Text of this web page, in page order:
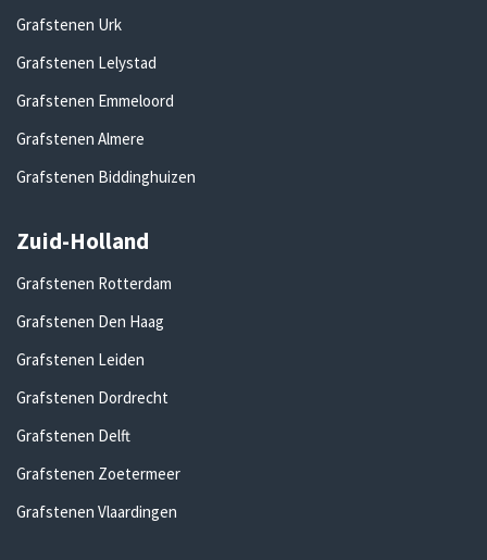
Grafstenen Urk
Grafstenen Lelystad
Grafstenen Emmeloord
Grafstenen Almere
Grafstenen Biddinghuizen
Zuid-Holland
Grafstenen Rotterdam
Grafstenen Den Haag
Grafstenen Leiden
Grafstenen Dordrecht
Grafstenen Delft
Grafstenen Zoetermeer
Grafstenen Vlaardingen